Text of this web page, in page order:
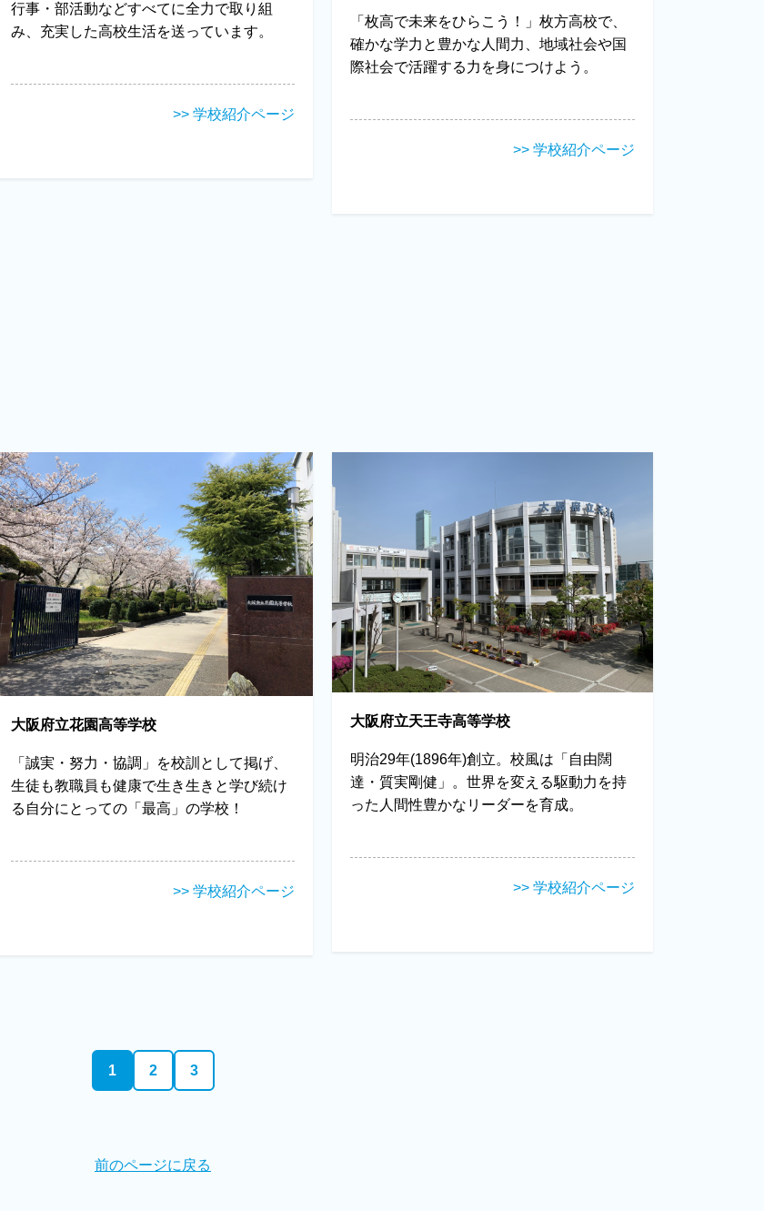
行事・部活動などすべてに全力で取り組
み、充実した高校生活を送っています。
>> 学校紹介ページ
「枚高で未来をひらこう！」枚方高校で、
確かな学力と豊かな人間力、地域社会や国
際社会で活躍する力を身につけよう。
>> 学校紹介ページ
大阪府立花園高等学校
「誠実・努力・協調」を校訓として掲げ、
生徒も教職員も健康で生き生きと学び続け
る自分にとっての「最高」の学校！
>> 学校紹介ページ
大阪府立天王寺高等学校
明治29年(1896年)創立。校風は「自由闊
達・質実剛健」。世界を変える駆動力を持
った人間性豊かなリーダーを育成。
>> 学校紹介ページ
1 2 3
前のページに戻る